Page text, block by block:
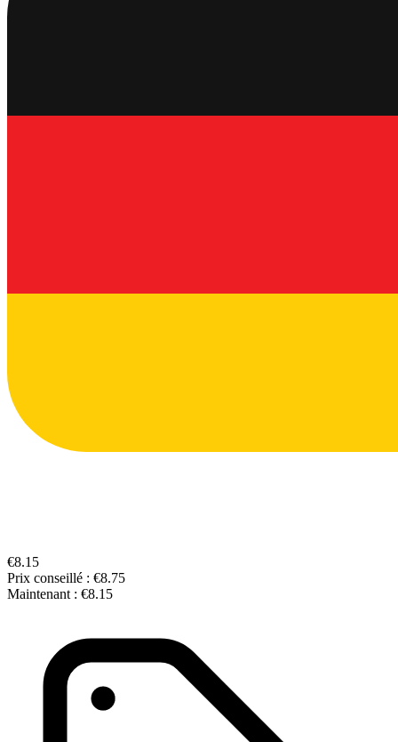
€8.15
Prix conseillé : €8.75
Maintenant : €8.15